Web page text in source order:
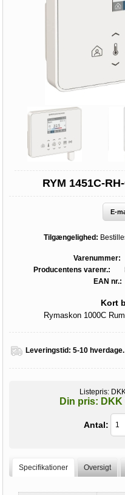
RYM 1451C-
E-
Tilgængelighed:
Varenummer:
Producentens varenr.:
EAN nr.:
Kort
Rymaskon 1000C
Leveringstid: 5-10
Listepris:
Din pris:
Antal:
Specifikationer Oversigt